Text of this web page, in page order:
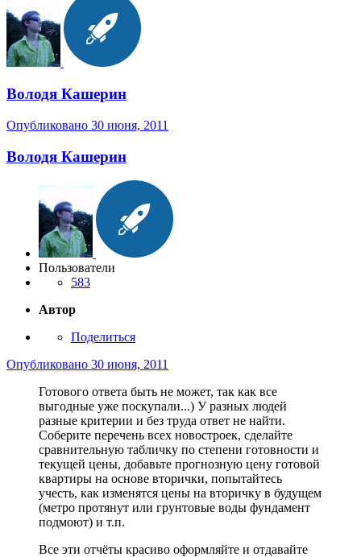
Володя Кашерин
Опубликовано 30 июня, 2011
Володя Кашерин
Пользователи
583
Автор
Поделиться
Опубликовано 30 июня, 2011
Готового ответа быть не может, так как все
выгодные уже поскупали...) У разных людей
разные критерии и без труда ответ не найти.
Соберите перечень всех новостроек, сделайте
сравнительную табличку по степени готовности и
текущей цены, добавьте прогнозную цену готовой
квартиры на основе вторички, попытайтесь
учесть, как изменятся цены на вторичку в будущем
(метро протянут или грунтовые воды фундамент
подмоют) и т.п.
Все эти отчёты красиво оформляйте и отдавайте